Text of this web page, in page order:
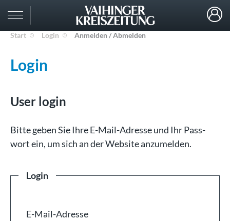
Start Login Anmelden / Abmelden
Login
User login
Bit­te ge­ben Sie Ih­re E-Mail-Adresse und Ihr Pass­
wort ein, um sich an der Web­site an­zu­mel­den.
Login
E-Mail-Adresse